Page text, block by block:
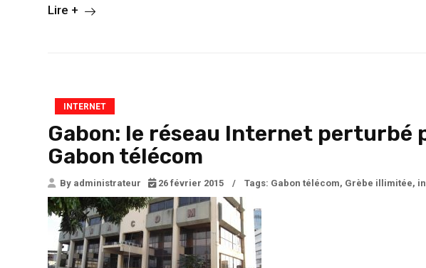
Lire +
INTERNET
Gabon: le réseau Internet perturbé
Gabon télécom
By administrateur 26 février 2015 / Tags: Gabon télécom, Grèbe illimitée,